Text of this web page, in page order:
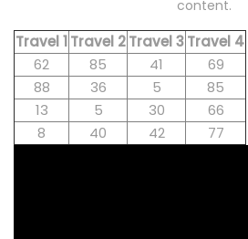
content.
Travel 1Travel 2Travel 3Travel 4
62
85 41
69
88
36 5
85
13
5 30
66
8
40 42 77